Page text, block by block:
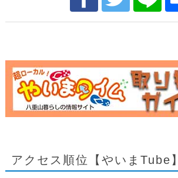
アクセス順位【やいまTube】